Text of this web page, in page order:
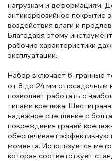
нагрузкам и деформациям.
антикоррозийное покрытие
воздействия влаги и
Благодаря этому
рабочие характеристики
эксплуатации.
Набор включает 6-гранные
от 8 до 24 мм с посадочным
позволяет работать с
типами крепежа.
надежное сцепление с
повреждения граней
обеспечивает эффективную
момента. Используется
которая соответствует